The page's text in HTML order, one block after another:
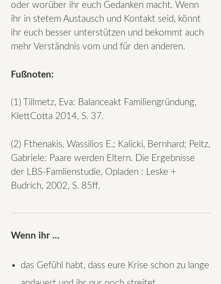
oder worüber ihr euch Gedanken macht. Wenn
ihr in stetem Austausch und Kontakt seid, könnt
ihr euch besser unterstützen und bekommt auch
mehr Verständnis vom und für den anderen.
Fußnoten:
(1) Tillmetz, Eva: Balanceakt Familiengründung,
KlettCotta 2014, S. 37.
(2) Fthenakis, Wassilios E.; Kalicki, Bernhard; Peitz,
Gabriele: Paare werden Eltern. Die Ergebnisse
der LBS-Famlienstudie, Opladen : Leske +
Budrich, 2002, S. 85ff.
Wenn ihr ...
das Gefühl habt, dass eure Krise schon zu lange